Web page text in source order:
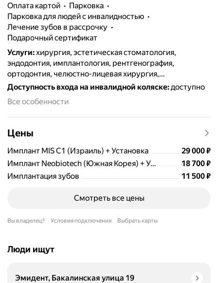
Оплата картой
парковка
парковка для людей с инвалидностью
лечение зубов в рассрочку
подарочный сертификат
Услуги: хирургия, эстетическая стоматология,
эндодонтия, имплантология, рентгенография,
ортодонтия, челюстно-лицевая хирургия,
протезирование, терапия, френулопластика,
лечение кариеса, виниры и люминиры, брекеты,
гигиена полости рта, коронки, лечение дёсен, лечение
каналов, компьютерная томография, костная пластика,
лечение периодонтита, лечение кисты зуба,
реставрация зубов
Доступность входа на инвалидной коляске:доступно
Все особенности
Цены
Имплант MIS C1 (Израиль) + Установка Цена
29000
29 000₽
Имплант Neobiotech (Южная Корея) + Установка
Цена
18700
18 700₽
Имплантация зубов
Цена
11500
11 500₽
Смотреть все цены
Вы владелец? Условия подключения Выбрать карты
Люди ищут
Эмидент, Бакалинская улица 19